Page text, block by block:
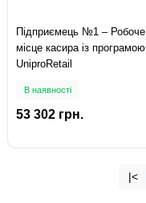
Підприємець №1 – Робоче
місце касира із програмою
UniproRetail
В наявності
53 302 грн.
|<